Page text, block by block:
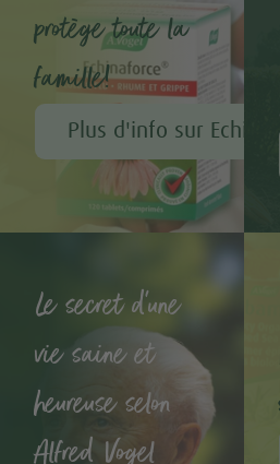
protège toute la
famille!
Plus d'info sur
Le secret d'une
vie saine et
heureuse selon
Alfred Vogel